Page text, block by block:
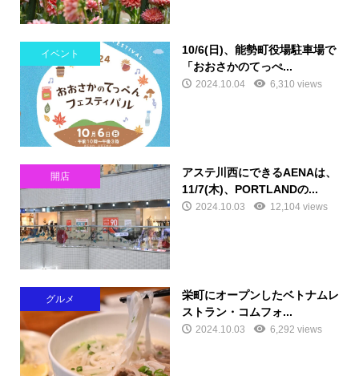
イベント
10/6(日)、能勢町役場駐車場で
「おおさかのてっぺ...
2024.10.04 6,310 views
開店
アステ川西にできるAENAは、
11/7(木)、PORTLANDの...
2024.10.03 12,104 views
グルメ
栄町にオープンしたベトナムレ
ストラン・コムフォ...
2024.10.03 6,292 views